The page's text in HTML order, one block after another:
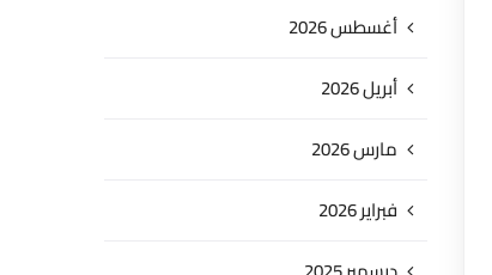
أغسطس 2026
أبريل 2026
مارس 2026
فبراير 2026